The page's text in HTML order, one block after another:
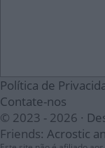
Política de
Contate-nos
© 2023 - 2026 ·
Friends: Acrostic